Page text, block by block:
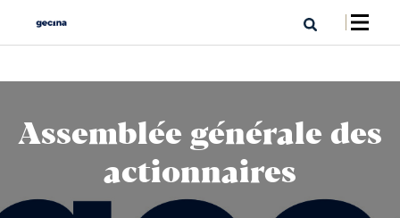
Assemblée générale des
actionnaires